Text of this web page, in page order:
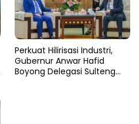
Perkuat Hilirisasi Industri,
Gubernur Anwar Hafid
Boyong Delegasi Sulteng